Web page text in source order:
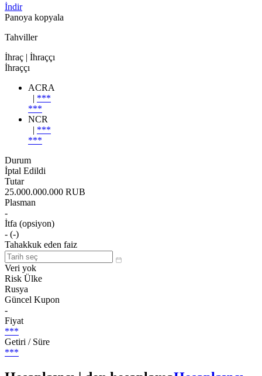
İndir
Panoya kopyala
Tahviller
İhraç | İhraççı
İhraççı
ACRA
| ***
***
NCR
| ***
***
Durum
İptal Edildi
Tutar
25.000.000.000 RUB
Plasman
-
İtfa (opsiyon)
- (-)
Tahakkuk eden faiz
Veri yok
Risk Ülke
Rusya
Güncel Kupon
-
Fiyat
***
Getiri / Süre
***